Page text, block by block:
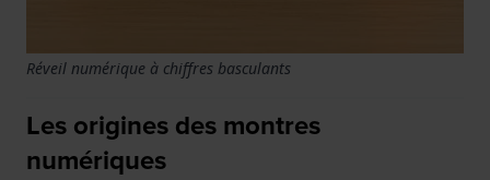
Réveil numérique à chiffres basculants
Les origines des montres
numériques